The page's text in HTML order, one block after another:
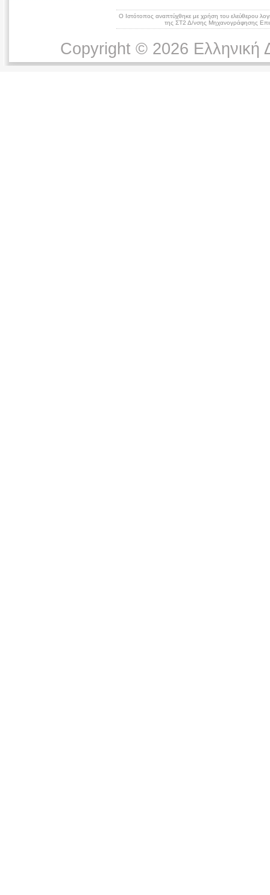
Ο Ιστότοπος αναπτύχθηκε με χρήση του ελεύθερου
της ΣΤ2 Δ/νσης Μηχανογράφησης
Copyright © 2026